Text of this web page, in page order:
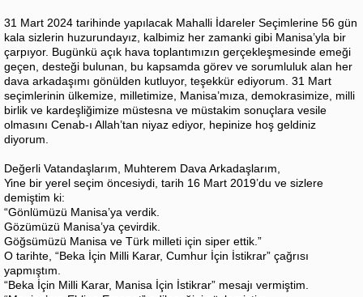
31 Mart 2024 tarihinde yapılacak Mahalli İdareler Seçimlerine 56 gün
kala sizlerin huzurundayız, kalbimiz her zamanki gibi Manisa’yla bir
çarpıyor. Bugünkü açık hava toplantımızın gerçekleşmesinde emeği
geçen, desteği bulunan, bu kapsamda görev ve sorumluluk alan her
dava arkadaşımı gönülden kutluyor, teşekkür ediyorum. 31 Mart
seçimlerinin ülkemize, milletimize, Manisa’mıza, demokrasimize, milli
birlik ve kardeşliğimize müstesna ve müstakim sonuçlara vesile
olmasını Cenab-ı Allah’tan niyaz ediyor, hepinize hoş geldiniz
diyorum.
Değerli Vatandaşlarım, Muhterem Dava Arkadaşlarım,
Yine bir yerel seçim öncesiydi, tarih 16 Mart 2019’du ve sizlere
demiştim ki:
“Gönlümüzü Manisa’ya verdik.
Gözümüzü Manisa’ya çevirdik.
Göğsümüzü Manisa ve Türk milleti için siper ettik.”
O tarihte, “Beka İçin Milli Karar, Cumhur İçin İstikrar” çağrısı
yapmıştım.
“Beka İçin Milli Karar, Manisa İçin İstikrar” mesajı vermiştim.